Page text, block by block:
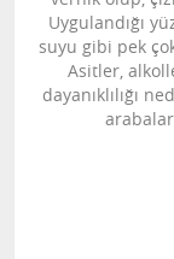
Uygulandığı
suyu gibi pek
Asitler,
dayanıklılığı